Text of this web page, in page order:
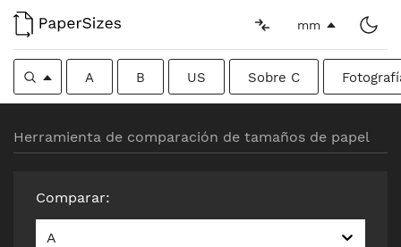
mm
A B US Sobre C
Herramienta de comparación de tamaños de papel
Comparar:
A